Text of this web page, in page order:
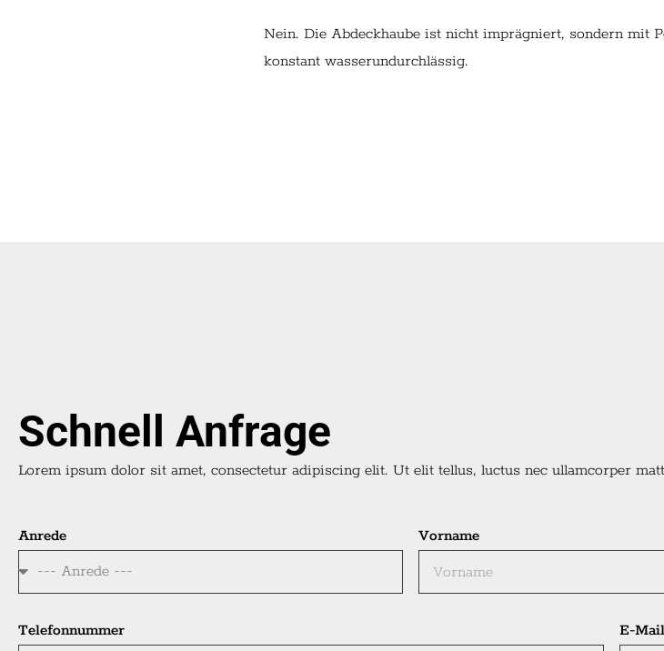
Nein. Die Abdeckhaube ist nicht imprägniert, sondern mit
konstant wasserundurchlässig.
Schnell Anfrage
Lorem ipsum dolor sit amet, consectetur adipiscing elit. Ut elit tellus, luctus nec ullamcorper
Anrede Vorname
Telefonnummer E-Mail